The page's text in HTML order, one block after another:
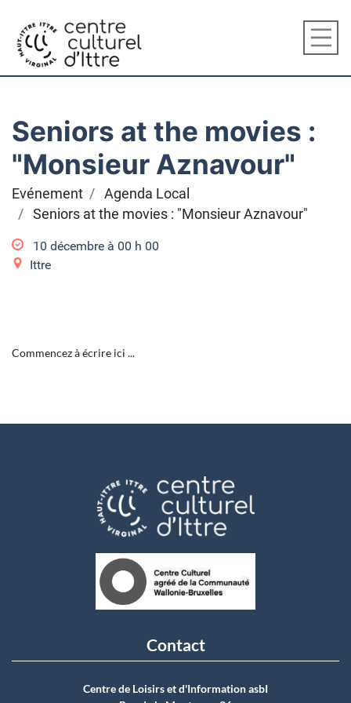
Seniors at the movies :
"Monsieur Aznavour"
Evénement
Agenda Local
Seniors at the movies : "Monsieur Aznavour"
10 décembre à 00 h 00
Ittre
Commencez à écrire ici ...
Contact
Centre de Loisirs et d'Information asbI